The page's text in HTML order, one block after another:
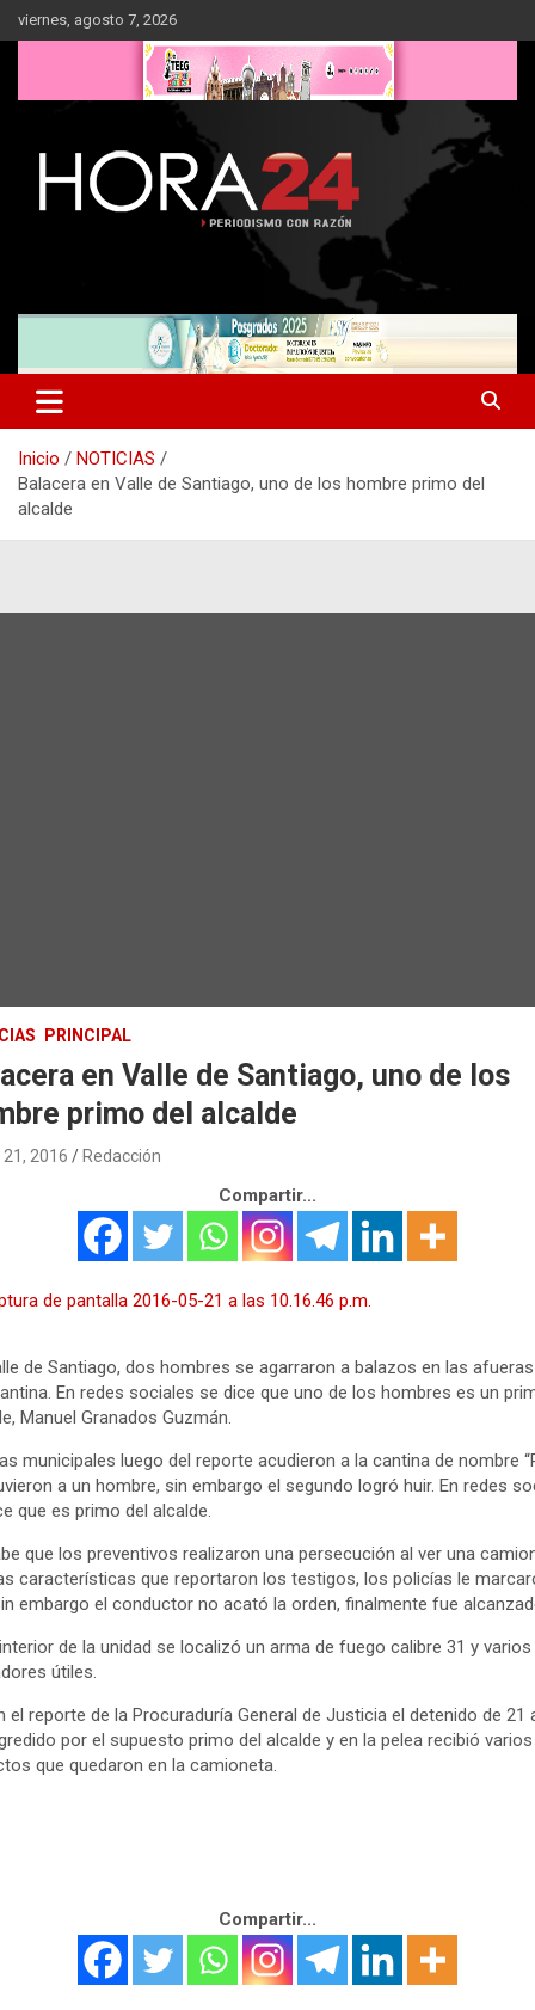
Saltar
al
viernes, agosto 7, 2026
Inicio
NOTICIAS
Balacera en Valle de Santiago, uno de los hombre primo del
alcalde
PRINCIPAL
en Valle de Santiago, uno de los
primo del alcalde
2016 Redacción
Compartir...
de Santiago, dos hombres se agarraron a balazos en las
En redes sociales se dice que uno de los hombres es un
Manuel Granados Guzmán.
municipales luego del reporte acudieron a la cantina de nombre
a un hombre, sin embargo el segundo logró huir. En redes
que es primo del alcalde.
que los preventivos realizaron una persecución al ver una
características que reportaron los testigos, los policías le
embargo el conductor no acató la orden, finalmente fue
de la unidad se localizó un arma de fuego calibre 31 y varios
útiles.
el reporte de la Procuraduría General de Justicia el detenido de 21
por el supuesto primo del alcalde y en la pelea recibió varios
que quedaron en la camioneta.
Compartir...